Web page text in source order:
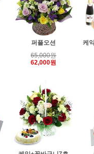
퍼플오션
65,000원
62,000원
케